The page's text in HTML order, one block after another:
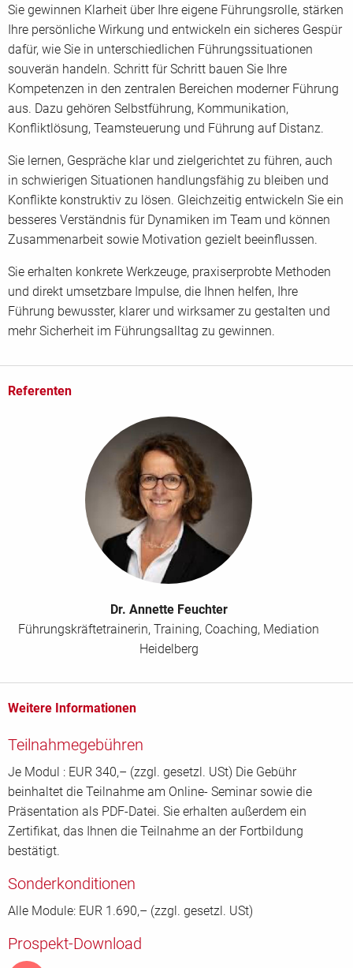
Donnerstag, 06.08.2026, 18:00 - 21:00 Uhr
Einzelpreis340,- EUR
Preis bei Kombibuchung: 1350 ,- EUR
Konflikte früh erkennen und souverän lösen - Modul 3
Einzelpreis340,- EUR
Preis bei Kombibuchung:1350,- EUR
4
Dienstag, 18.08.2026, 18:00 - 21:00 Uhr
Einzelpreis340,- EUR
Preis bei Kombibuchung:1350,- EUR
Dienstag, 25.08.2026, 18:00 - 21:00 Uhr
340,- EUR
Preis bei Kombibuchung:1350,- EUR
Persönliche Angaben Teilnehmer/in
Position/Abteilung
E-Mail Adresse*
Telefon*
Fax
Sie gewinnen Klarheit über Ihre eigene Führungsrolle, stärken
Ihre persönliche Wirkung und entwickeln ein sicheres Gespür
dafür, wie Sie in unterschiedlichen Führungssituationen
souverän handeln. Schritt für Schritt bauen Sie Ihre
Kompetenzen in den zentralen Bereichen moderner Führung
aus. Dazu gehören Selbstführung, Kommunikation,
Konfliktlösung, Teamsteuerung und Führung auf Distanz.
Sie lernen, Gespräche klar und zielgerichtet zu führen, auch
in schwierigen Situationen handlungsfähig zu bleiben und
Konflikte konstruktiv zu lösen. Gleichzeitig entwickeln Sie ein
besseres Verständnis für Dynamiken im Team und können
Zusammenarbeit sowie Motivation gezielt beeinflussen.
Sie erhalten konkrete Werkzeuge, praxiserprobte Methoden
und direkt umsetzbare Impulse, die Ihnen helfen, Ihre
Führung bewusster, klarer und wirksamer zu gestalten und
mehr Sicherheit im Führungsalltag zu gewinnen.
Referenten
Dr. Annette Feuchter
Führungskräftetrainerin, Training, Coaching, Mediation
Heidelberg
Weitere Informationen
Teilnahmegebühren
Je Modul : EUR 340,– (zzgl. gesetzl. USt) Die Gebühr
beinhaltet die Teilnahme am Online- Seminar sowie die
Präsentation als PDF-Datei. Sie erhalten außerdem ein
Zertifikat, das Ihnen die Teilnahme an der Fortbildung
bestätigt.
Sonderkonditionen
Alle Module: EUR 1.690,– (zzgl. gesetzl. USt)
Prospekt-Download